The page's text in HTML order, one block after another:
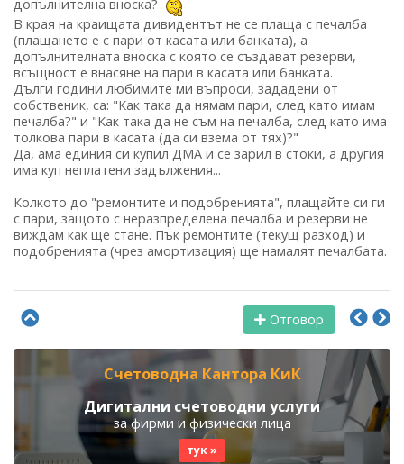
допълнителна вноска?
В края на краищата дивидентът не се плаща с печалба
(плащането е с пари от касата или банката), а
допълнителната вноска с която се създават резерви,
всъщност е внасяне на пари в касата или банката.
Дълги години любимите ми въпроси, зададени от
собственик, са: "Как така да нямам пари, след като имам
печалба?" и "Как така да не съм на печалба, след като има
толкова пари в касата (да си взема от тях)?"
Да, ама единия си купил ДМА и се зарил в стоки, а другия
има куп неплатени задължения...
Колкото до "ремонтите и подобренията", плащайте си ги
с пари, защото с неразпределена печалба и резерви не
виждам как ще стане. Пък ремонтите (текущ разход) и
подобренията (чрез амортизация) ще намалят печалбата.
Отговор
Счетоводна Кантора КиК
Дигитални счетоводни услуги
за фирми и физически лица
тук »